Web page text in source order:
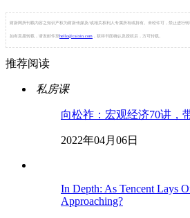
财新网所刊载内容之知识产权为财新传媒及/或相关权利人专属所有或持有。未经许可，禁止进行转
如有意愿转载，请发邮件至 hello@caixin.com ，获得书面确认及授权后，方可转载。
推荐阅读
私房课
向松祚：宏观经济70讲，
2022年04月06日
In Depth: As Tencent Lays
Approaching?